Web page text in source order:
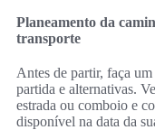
Planeamento da
transporte
Antes de partir, faça
partida e alternativas.
estrada ou comboio e
disponível na data da